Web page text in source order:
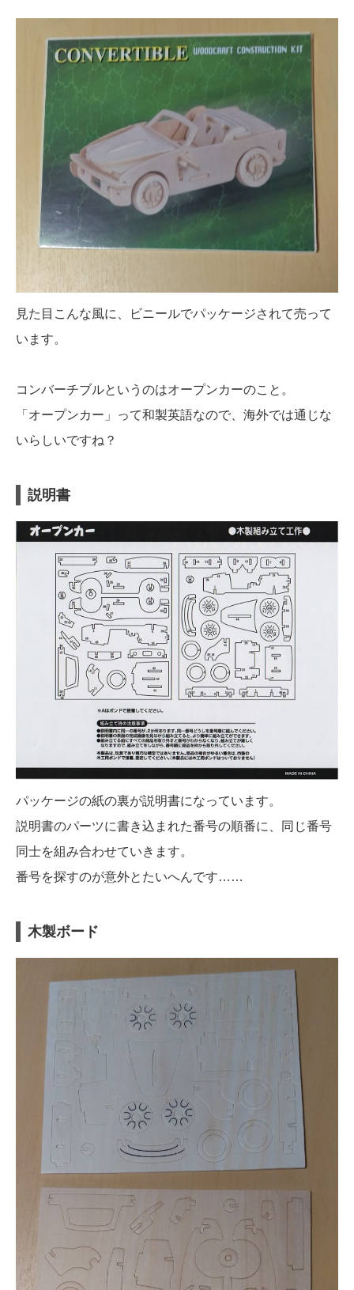
見た目こんな風に、ビニールでパッケージされて売って
います。
コンバーチブルというのはオープンカーのこと。
「オープンカー」って和製英語なので、海外では通じな
いらしいですね？
説明書
パッケージの紙の裏が説明書になっています。
説明書のパーツに書き込まれた番号の順番に、同じ番号
同士を組み合わせていきます。
番号を探すのが意外とたいへんです……
木製ボード